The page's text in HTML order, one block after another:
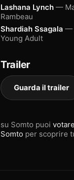
Lashana Lynch —
Rambeau
Shardiah Ssagala —
Young Adult
Trailer
Guarda il trailer
su Somto puoi
Somto per scoprire